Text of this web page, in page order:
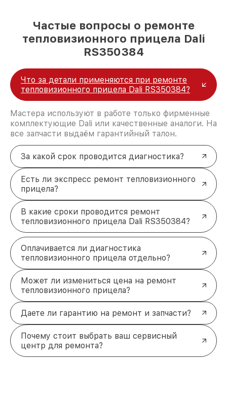
Частые вопросы о ремонте
тепловизионного прицела Dali
RS350384
Что за детали применяются при ремонте
тепловизионного прицела Dali RS350384?
Мастера используют в работе только фирменные
комплектующие Dali или качественные аналоги. На
все запчасти выдаём гарантийный талон.
За какой срок проводится диагностика?
Есть ли экспресс ремонт тепловизионного
прицела?
В какие сроки проводится ремонт
тепловизионного прицела Dali RS350384?
Оплачивается ли диагностика
тепловизионного прицела отдельно?
Может ли измениться цена на ремонт
тепловизионного прицела?
Даете ли гарантию на ремонт и запчасти?
Почему стоит выбрать ваш сервисный
центр для ремонта?